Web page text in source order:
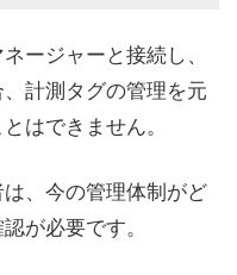
ージャーと接続し、
計測タグの管理を元
はできません。
、今の管理体制がど
が必要です。